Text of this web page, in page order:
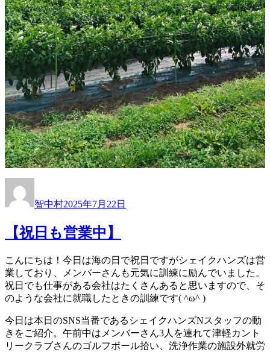
者
智中村日:
2025年7月22日
【祝日も営業中】
こんにちは！今日は海の日で祝日ですがシェイクハンズは営
業しており、メンバーさんも元気に訓練に励んでいました。
祝日でも仕事がある会社はたくさんあると思いますので、そ
のような会社に就職したときの訓練です( ^ω^ )
今日は本日のSNS当番であるシェイクハンズNスタッフの動
きをご紹介。午前中はメンバーさん3人を連れて津軽カント
リークラブさんのゴルフボール拾い、洗浄作業の施設外就労